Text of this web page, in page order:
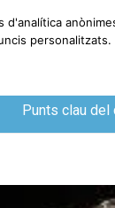
agosto de 2026
Punts clau del
d'analítica